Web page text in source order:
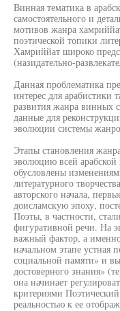
Винная тематика в
самостоятельного и
мотивов жанра
поэтической топики
Хамриййат широко
(назидательно-
Данная проблематика
интерес для арабистики
развития жанра винных
данные для
эволюции системы
Этапы становления
эволюцию всей
обусловлены
литературного
авторского начала,
доисламскую эпоху,
Поэты, в частности,
фигуративной речи. На
важный фактор, а
начальном этапе устная
социальной памяти» и
достоверного знания»
она начинает
критериями
реальностью к ее